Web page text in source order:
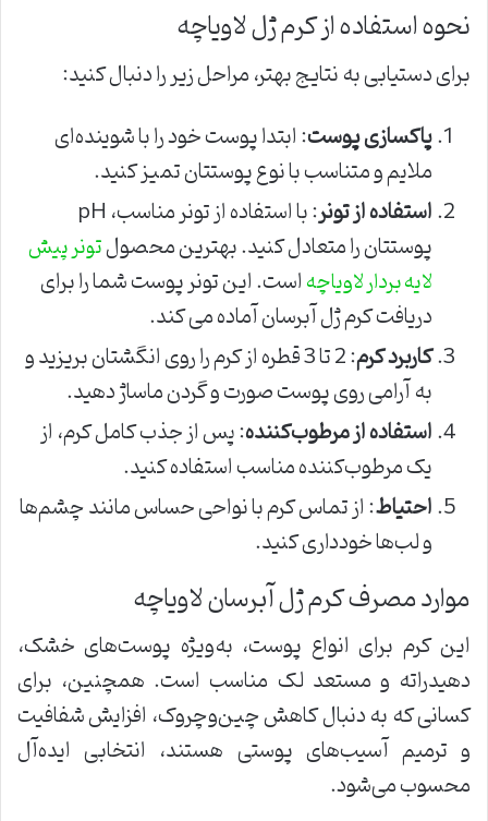
نحوه استفاده از کرم ژل لاویاچه
برای دستیابی به نتایج بهتر، مراحل زیر را دنبال کنید:
پاکسازی پوست: ابتدا پوست خود را با شوینده‌ای
ملایم و متناسب با نوع پوستتان تمیز کنید.
استفاده از تونر
: با استفاده از تونر مناسب، pH
پوستتان را متعادل کنید. بهترین محصولتونر پیش
لایه بردار لاویاچهاست. این تونر پوست شما را برای
دریافت کرم ژل آبرسان آماده می کند.
کاربرد کرم
: 2 تا 3 قطره از کرم را روی انگشتان بریزید و
به آرامی روی پوست صورت و گردن ماساژ دهید.
استفاده از مرطوب‌کننده: پس از جذب کامل کرم، از
یک مرطوب‌کننده مناسب استفاده کنید.
احتیاط: از تماس کرم با نواحی حساس مانند چشم‌ها
و لب‌ها خودداری کنید.
موارد مصرف کرم ژل آبرسان لاویاچه
این کرم برای انواع پوست، به‌ویژه پوست‌های خشک،
دهیدراته و مستعد لک مناسب است. همچنین، برای
کسانی که به دنبال کاهش چین‌و‌چروک، افزایش شفافیت
و ترمیم آسیب‌های پوستی هستند، انتخابی ایده‌آل
محسوب می‌شود.